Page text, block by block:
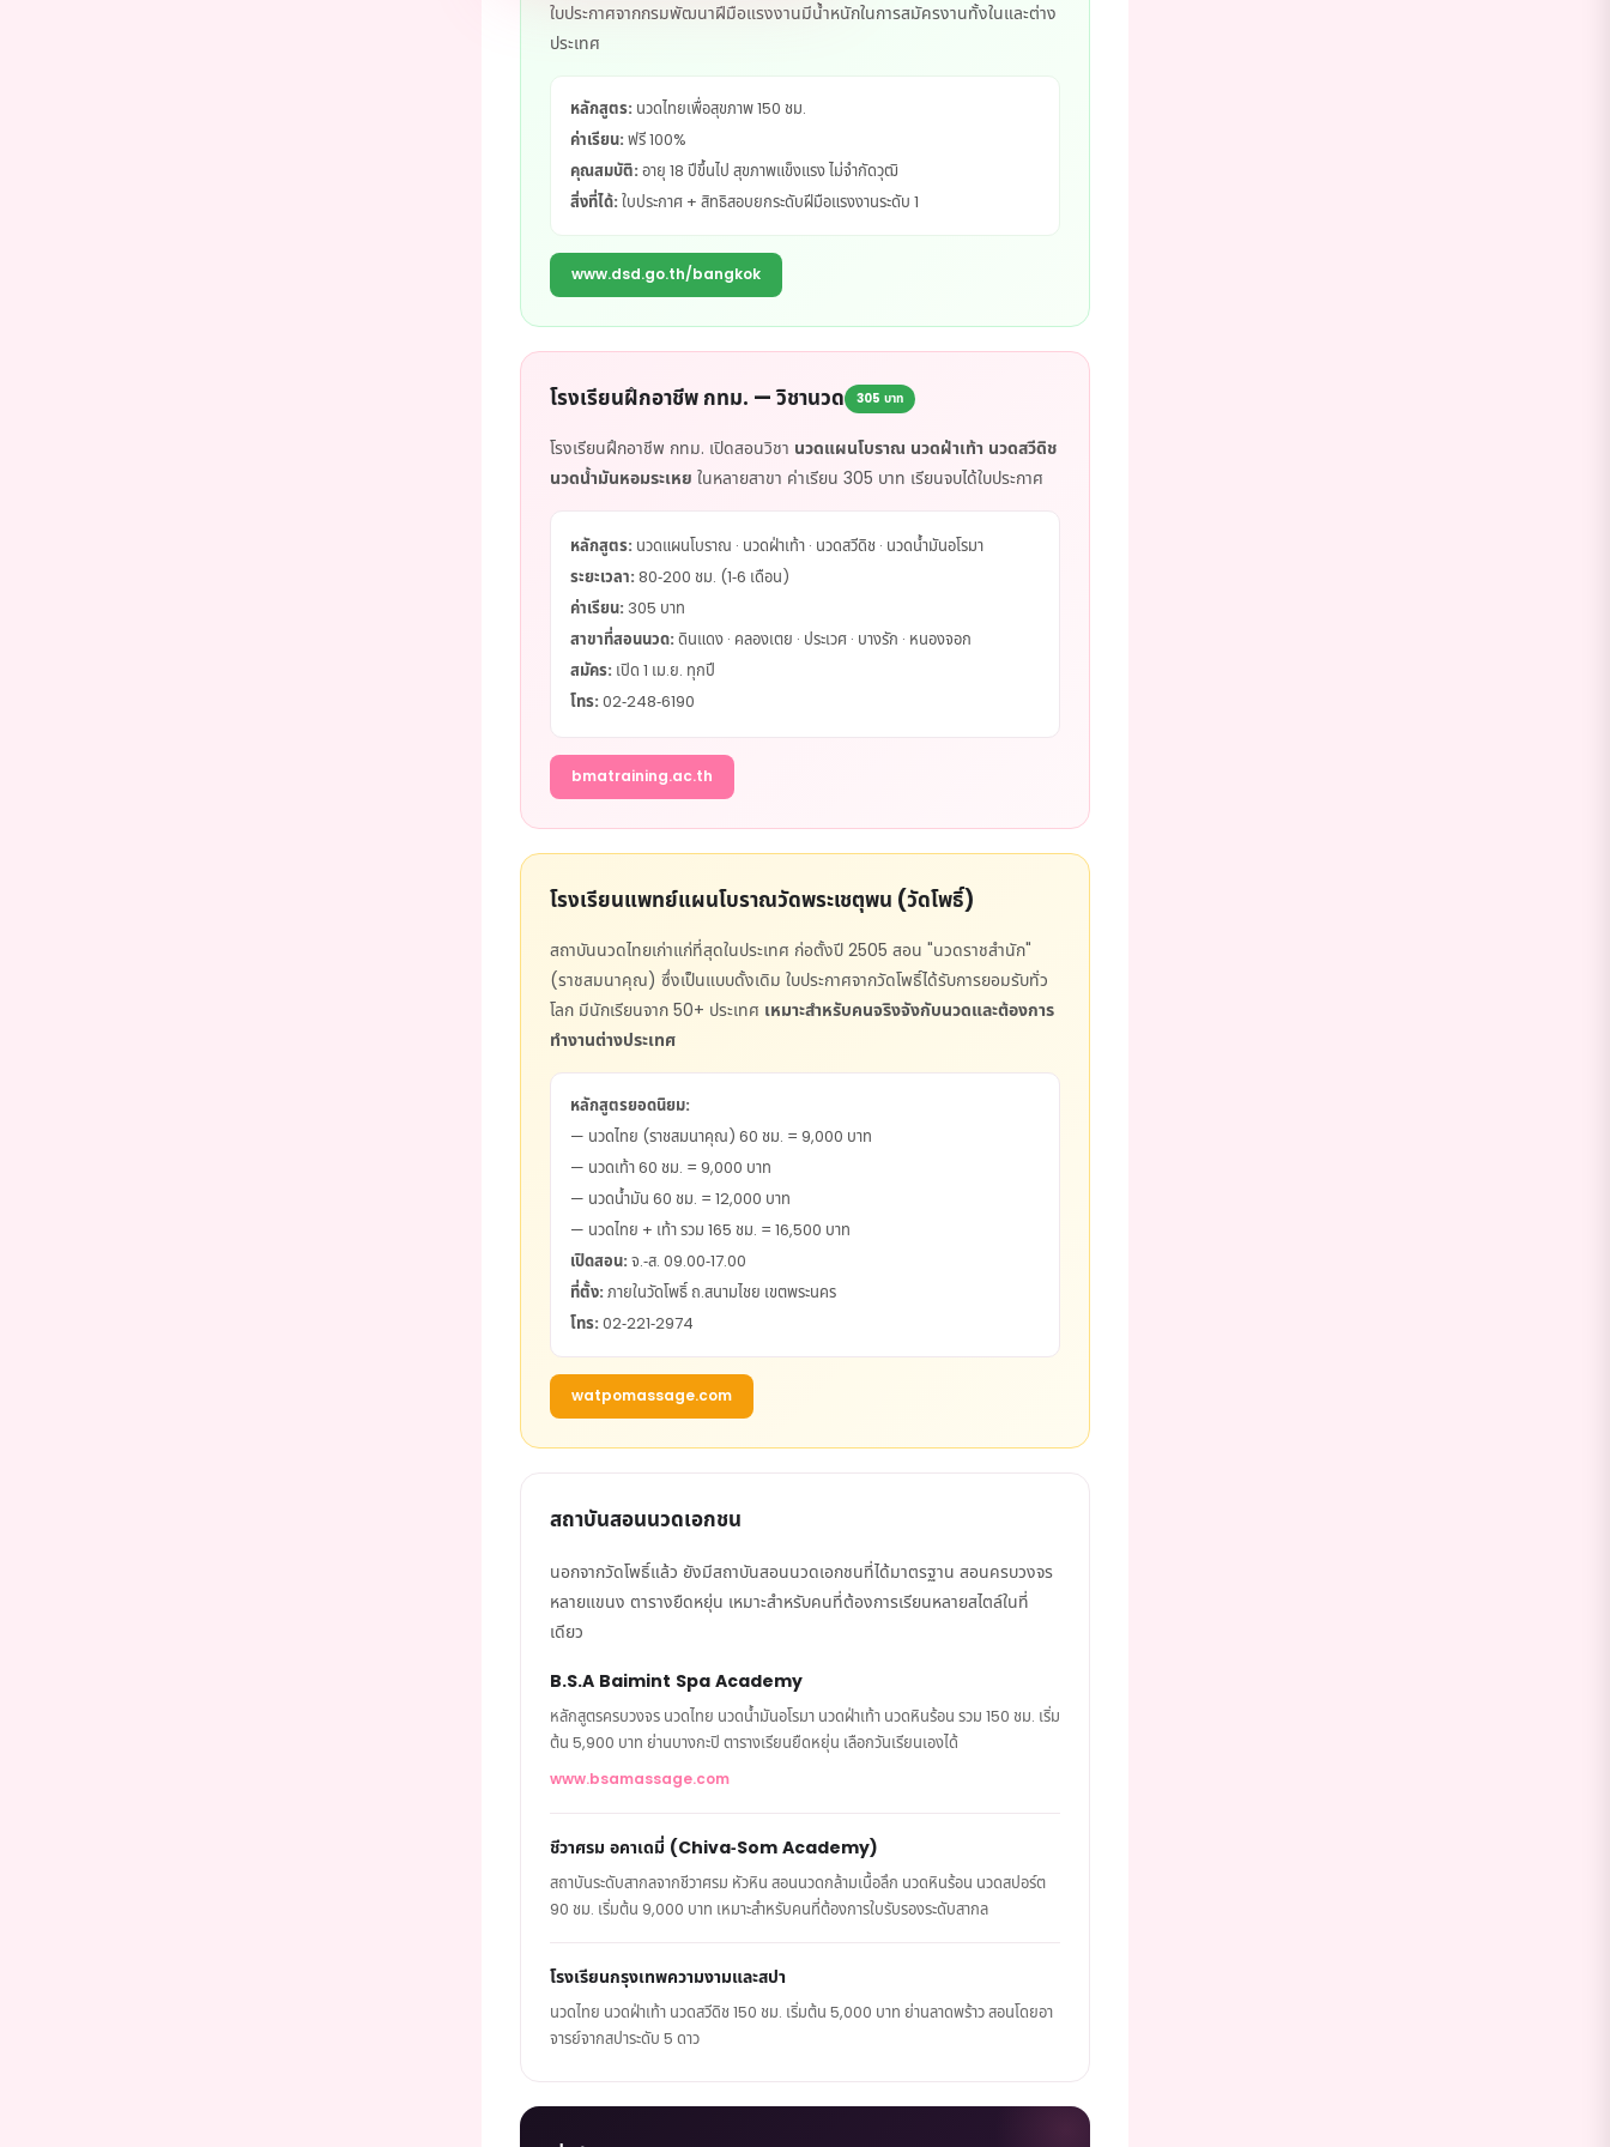
ใบประกาศจากกรมพัฒนาฝีมือแรงงานมีน้ำหนักในการสมัครงานทั้งในและต่าง
ประเทศ
หลักสูตร: นวดไทยเพื่อสุขภาพ 150 ชม.
ค่าเรียน: ฟรี 100%
คุณสมบัติ: อายุ 18 ปีขึ้นไป สุขภาพแข็งแรง ไม่จำกัดวุฒิ
สิ่งที่ได้: ใบประกาศ + สิทธิสอบยกระดับฝีมือแรงงานระดับ 1
www.dsd.go.th/bangkok
โรงเรียนฝึกอาชีพ กทม. — วิชานวด 305 บาท
โรงเรียนฝึกอาชีพ กทม. เปิดสอนวิชา นวดแผนโบราณ นวดฝ่าเท้า นวดสวีดิช
นวดน้ำมันหอมระเหย ในหลายสาขา ค่าเรียน 305 บาท เรียนจบได้ใบประกาศ
หลักสูตร: นวดแผนโบราณ · นวดฝ่าเท้า · นวดสวีดิช · นวดน้ำมันอโรมา
ระยะเวลา: 80-200 ชม. (1-6 เดือน)
ค่าเรียน: 305 บาท
สาขาที่สอนนวด: ดินแดง · คลองเตย · ประเวศ · บางรัก · หนองจอก
สมัคร: เปิด 1 เม.ย. ทุกปี
โทร: 02-248-6190
bmatraining.ac.th
โรงเรียนแพทย์แผนโบราณวัดพระเชตุพน (วัดโพธิ์)
สถาบันนวดไทยเก่าแก่ที่สุดในประเทศ ก่อตั้งปี 2505 สอน "นวดราชสำนัก"
(ราชสมนาคุณ) ซึ่งเป็นแบบดั้งเดิม ใบประกาศจากวัดโพธิ์ได้รับการยอมรับทั่ว
โลก มีนักเรียนจาก 50+ ประเทศ เหมาะสำหรับคนจริงจังกับนวดและต้องการ
ทำงานต่างประเทศ
หลักสูตรยอดนิยม:
— นวดไทย (ราชสมนาคุณ) 60 ชม. = 9,000 บาท
— นวดเท้า 60 ชม. = 9,000 บาท
— นวดน้ำมัน 60 ชม. = 12,000 บาท
— นวดไทย + เท้า รวม 165 ชม. = 16,500 บาท
เปิดสอน: จ.-ส. 09.00-17.00
ที่ตั้ง: ภายในวัดโพธิ์ ถ.สนามไชย เขตพระนคร
โทร: 02-221-2974
watpomassage.com
สถาบันสอนนวดเอกชน
นอกจากวัดโพธิ์แล้ว ยังมีสถาบันสอนนวดเอกชนที่ได้มาตรฐาน สอนครบวงจร
หลายแขนง ตารางยืดหยุ่น เหมาะสำหรับคนที่ต้องการเรียนหลายสไตล์ในที่
เดียว
B.S.A Baimint Spa Academy
หลักสูตรครบวงจร นวดไทย นวดน้ำมันอโรมา นวดฝ่าเท้า นวดหินร้อน รวม 150 ชม. เริ่ม
ต้น 5,900 บาท ย่านบางกะปิ ตารางเรียนยืดหยุ่น เลือกวันเรียนเองได้
www.bsamassage.com
ชีวาศรม อคาเดมี่ (Chiva-Som Academy)
สถาบันระดับสากลจากชีวาศรม หัวหิน สอนนวดกล้ามเนื้อลึก นวดหินร้อน นวดสปอร์ต
90 ชม. เริ่มต้น 9,000 บาท เหมาะสำหรับคนที่ต้องการใบรับรองระดับสากล
โรงเรียนกรุงเทพความงามและสปา
นวดไทย นวดฝ่าเท้า นวดสวีดิช 150 ชม. เริ่มต้น 5,000 บาท ย่านลาดพร้าว สอนโดยอา
จารย์จากสปาระดับ 5 ดาว